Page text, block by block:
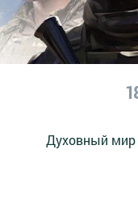
Духовный мир